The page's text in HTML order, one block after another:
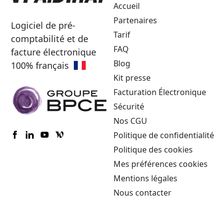
Logiciel de pré-
comptabilité et de
facture électronique
100% français
Accueil
Partenaires
Tarif
FAQ
Blog
Kit presse
Facturation Électronique
Sécurité
Nos CGU
Politique de confidentialité
Politique des cookies
Mes préférences cookies
Mentions légales
Nous contacter